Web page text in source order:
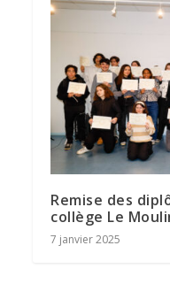
Remise des
collège Le
7 janvier 2025